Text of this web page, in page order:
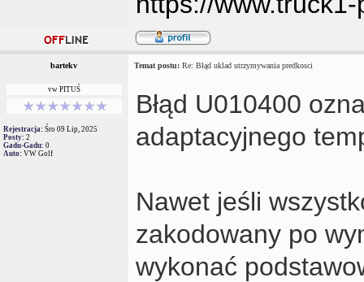
bartekv Temat postu: Re: Błąd uklad utrzymywania predkosci
vw PITUŚ
Rejestracja: Śro 09 Lip, 2025
Posty: 2
Gadu-Gadu: 0
Auto: VW Golf
Błąd U010400
adaptacyjnego
Nawet jeśli
zakodowany po
wykonać